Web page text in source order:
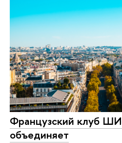
Французский клуб
объединяет